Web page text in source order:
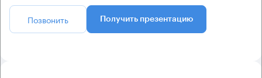
Позвонить Получить презентацию